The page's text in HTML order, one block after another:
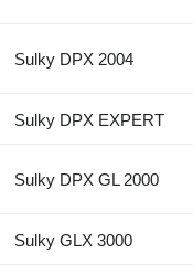
Sulky DPX 2004
Sulky DPX EXPERT
Sulky DPX GL 2000
Sulky GLX 3000